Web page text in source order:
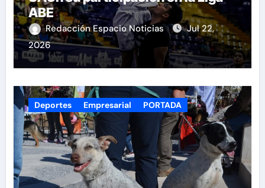
ABE
Redacción Espacio Noticias
Jul 22,
2026
Deportes Empresarial PORTADA